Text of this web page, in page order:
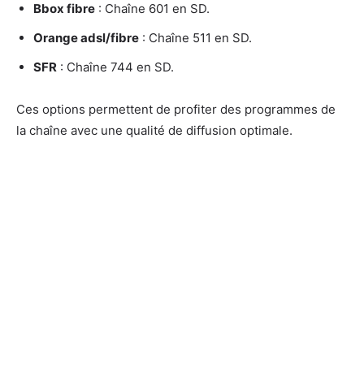
Bbox fibre : Chaîne 601 en SD.
Orange adsl/fibre : Chaîne 511 en SD.
SFR : Chaîne 744 en SD.
Ces options permettent de profiter des programmes de
la chaîne avec une qualité de diffusion optimale.